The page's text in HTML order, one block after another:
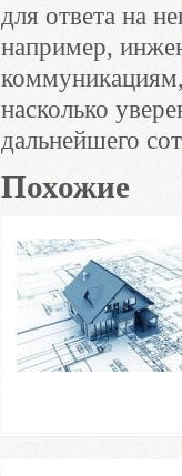
для ответа на
например,
насколько
дальнейшего
Похожие